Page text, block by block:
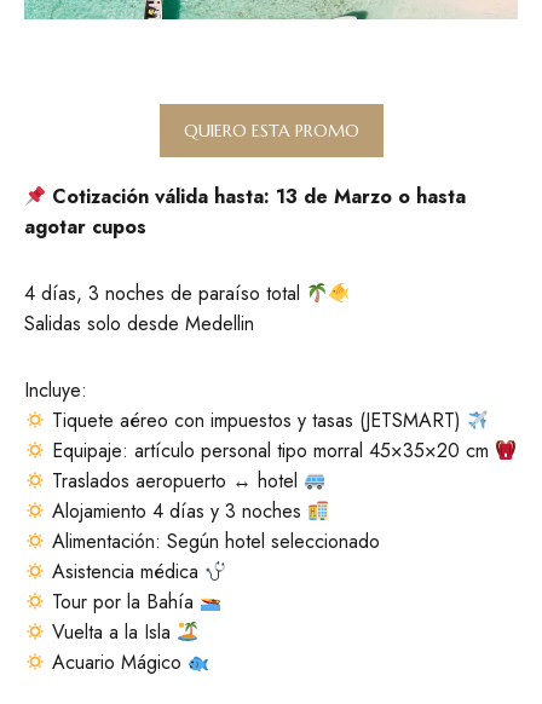
QUIERO ESTA PROMO
Cotización válida hasta: 13 de Marzo o hasta
agotar cupos
4 días, 3 noches de paraíso total
Salidas solo desde Medellin
Incluye:
Tiquete aéreo con impuestos y tasas (JETSMART)
Equipaje: artículo personal tipo morral 45×35×20 cm
Traslados aeropuerto ↔️ hotel
Alojamiento 4 días y 3 noches
Alimentación: Según hotel seleccionado
Asistencia médica
Tour por la Bahía
Vuelta a la Isla
Acuario Mágico